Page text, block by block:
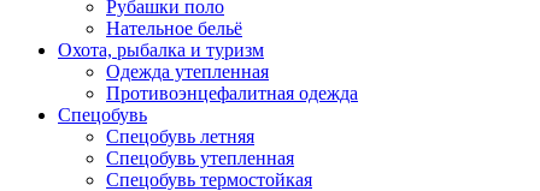
Рубашки поло
Нательное бельё
Охота, рыбалка и туризм
Одежда утепленная
Противоэнцефалитная одежда
Спецобувь
Спецобувь летняя
Спецобувь утепленная
Спецобувь термостойкая